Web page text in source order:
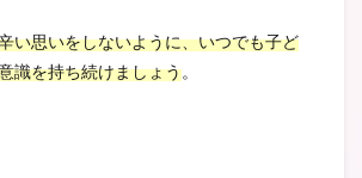
い思いをしないように、いつでも子ど
識を持ち続けましょう。